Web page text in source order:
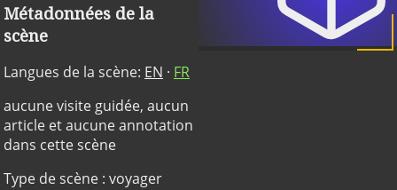
Métadonnées de la
scène
Langues de la scène: EN · FR
aucune visite guidée, aucun
article et aucune annotation
dans cette scène
Type de scène : voyager